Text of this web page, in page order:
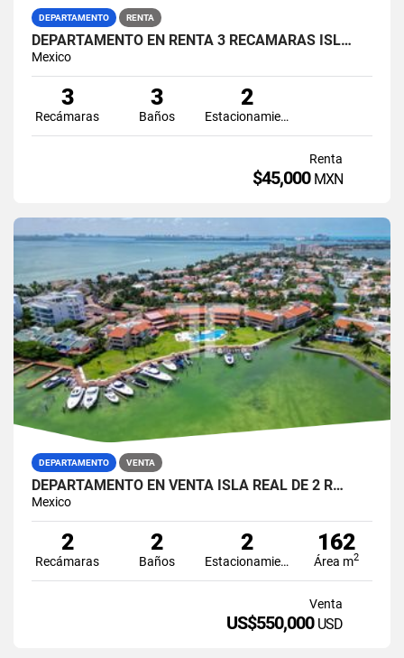
DEPARTAMENTO RENTA
DEPARTAMENTO EN RENTA 3 RECÁMARAS ISL…
Mexico
3
Recámaras
3
Baños
2
Estacionamiento
Renta
$45,000 MXN
DEPARTAMENTO VENTA
DEPARTAMENTO EN VENTA ISLA REAL DE 2 R…
Mexico
2
Recámaras
2
Baños
2
Estacionamiento
162
Área m2
Venta
US$550,000 USD